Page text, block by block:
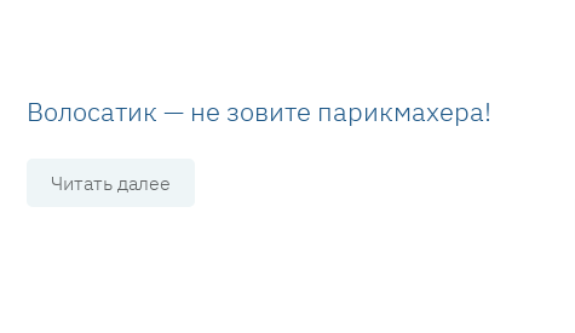
Волосатик — не зовите парикмахера!
Читать далее